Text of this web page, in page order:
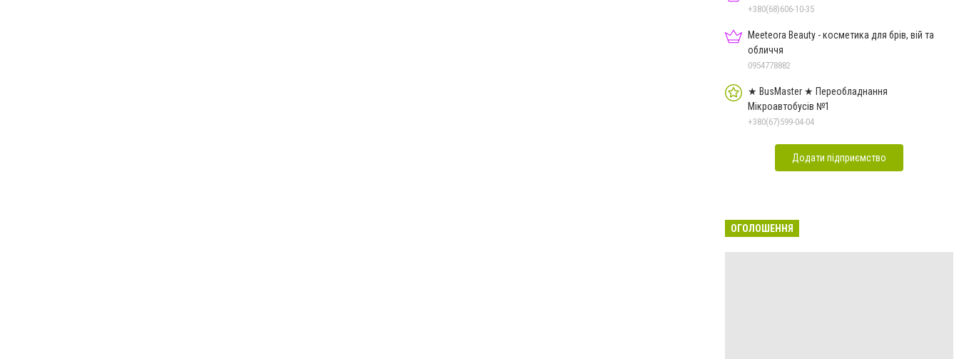
+380(68)606-10-35
Meeteora Beauty - косметика для брів, вій та
обличчя
0954778882
★ BusMaster ★ Переобладнання
Мікроавтобусів №1
+380(67)599-04-04
Додати підприємство
ОГОЛОШЕННЯ